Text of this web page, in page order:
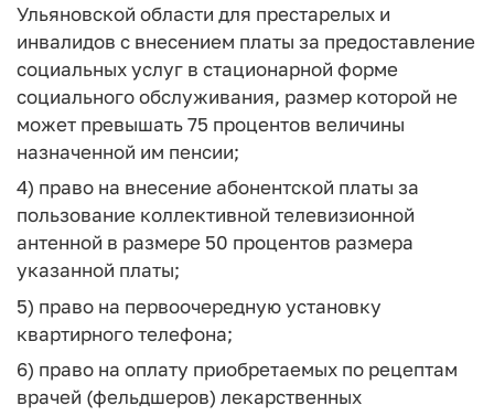
Ульяновской области для престарелых и
инвалидов с внесением платы за предоставление
социальных услуг в стационарной форме
социального обслуживания, размер которой не
может превышать 75 процентов величины
назначенной им пенсии;
4) право на внесение абонентской платы за
пользование коллективной телевизионной
антенной в размере 50 процентов размера
указанной платы;
5) право на первоочередную установку
квартирного телефона;
6) право на оплату приобретаемых по рецептам
врачей (фельдшеров) лекарственных